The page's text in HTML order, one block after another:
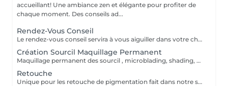
accueillant! Une ambiance zen et élégante pour profiter de
chaque moment. Des conseils ad...
Rendez-Vous Conseil
Le rendez-vous conseil servira à vous aiguiller dans votre choix, confirmer vos souhaits et vous accompagner dans cette démarche, notamment sur le maquillage permanent.
Création Sourcil Maquillage Permanent
Maquillage permanent des sourcil , microblading, shading, powder ou mixte . Avant de prendre cette prestation il est impératif de prendre un rdv conseil .
Retouche
Unique pour les retouche de pigmentation fait dans notre shop Wink. Pour les service exécuter dans un autre institut prendre un rdv conseille.